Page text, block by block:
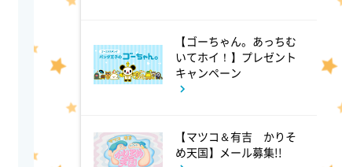
ボート伝説だゾ】
5:00
ドラえもん 【ウラメシズキ
ン】ほか
【ゴーちゃん。あっちむ
いてホイ！】プレゼント
キャンペーン
【マツコ＆有吉 かりそ
め天国】メール募集!!